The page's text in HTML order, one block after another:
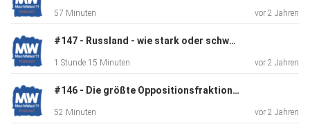
57 Minuten vor 2 Jahren
#147 - Russland - wie stark oder schwach ist Putin wirklich?
1 Stunde 15 Minuten vor 2 Jahren
#146 - Die größte Oppositionsfraktion: CDU/CSU
52 Minuten vor 2 Jahren